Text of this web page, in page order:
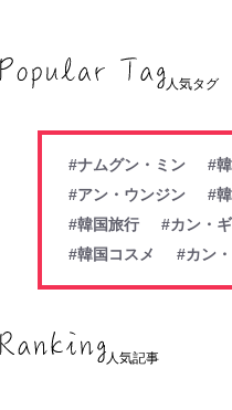
人気タグ
#ナムグン・ミン
#
#アン・ウンジン
#
#韓国旅行
#カン・
#韓国コスメ
#カン
人気記事